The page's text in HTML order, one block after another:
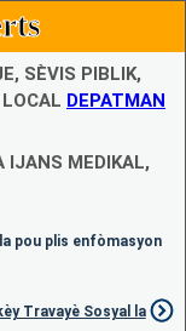
SÈVIS PIBLIK,
DEPATMAN
IJANS MEDIKAL,
pou plis enfòmasyon
Travayè Sosyal la